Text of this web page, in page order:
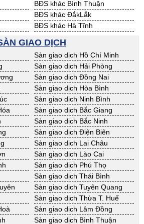
BĐS khác Bình Thuận
BĐS khác ĐắkLắk
BĐS khác Hà Tĩnh
BĐS khác Phú Yên
BĐS khác Quảng Nam
BĐS khác Bà Rịa - VT
BĐS khác An Giang
BĐS khác Bến Tre
BĐS khác Cà Mau
BĐS khác Hậu Giang
BĐS khác Long An
BĐS khác Tây Ninh
BĐS khác Trà Vinh
BĐS khác Hải Dương
BĐS khác Quảng Ninh
GIAO DỊCH
Sàn giao dịch Hồ Chí Minh
Sàn giao dịch Hải Phòng
Sàn giao dịch Đồng Nai
Sàn giao dịch Hòa Bình
Sàn giao dịch Ninh Bình
Sàn giao dịch Bắc Giang
Sàn giao dịch Bắc Ninh
Sàn giao dịch Điện Biên
Sàn giao dịch Lai Châu
Sàn giao dịch Lào Cai
Sàn giao dịch Phú Thọ
Sàn giao dịch Thái Bình
Sàn giao dịch Tuyên Quang
Sàn giao dịch Thừa T. Huế
Sàn giao dịch Lâm Đồng
Sàn giao dịch Bình Thuận